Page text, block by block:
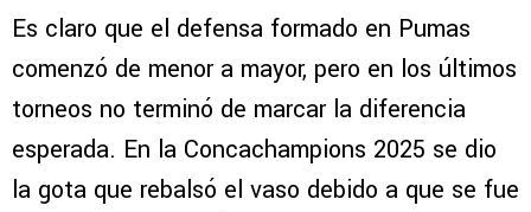
Es claro que el defensa formado en Pumas
comenzó de menor a mayor, pero en los últimos
torneos no terminó de marcar la diferencia
esperada. En la Concachampions 2025 se dio
la gota que rebalsó el vaso debido a que se fue